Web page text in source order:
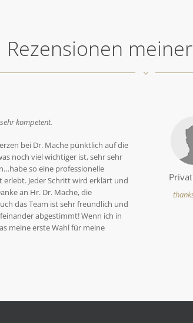
Rezensionen
kompetent.
bei Dr. Mache pünktlich auf die
noch viel wichtiger ist, sehr sehr
so eine professionelle
Jeder Schritt wird erklärt und
an Hr. Dr. Mache, die
das Team ist sehr freundlich und
abgestimmt! Wenn ich in
meine erste Wahl für meine